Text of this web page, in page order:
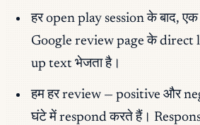
हर open play session के बाद,
Google review page के
up text भेजता है।
हम हर review — positive और
घंटे में respond करते हैं।